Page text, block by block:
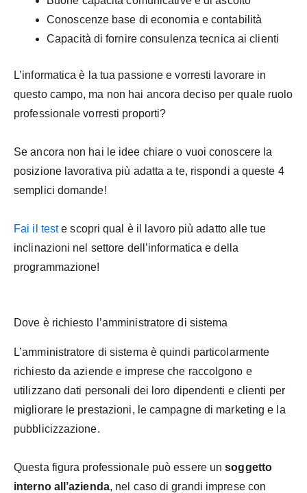
Conoscenze base di economia e contabilità
Capacità di fornire consulenza tecnica ai clienti
L’informatica è la tua passione e vorresti lavorare in
questo campo, ma non hai ancora deciso per quale ruolo
professionale vorresti proporti?
Se ancora non hai le idee chiare o vuoi conoscere la
posizione lavorativa più adatta a te, rispondi a queste 4
semplici domande!
Fai il teste scopri qual è il lavoro più adatto alle tue
inclinazioni nel settore dell’informatica e della
programmazione!
Dove è richiesto l’amministratore di sistema
L’amministratore di sistema è quindi particolarmente
richiesto da aziende e imprese che raccolgono e
utilizzano dati personali dei loro dipendenti e clienti per
migliorare le prestazioni, le campagne di marketing e la
pubblicizzazione.
Questa figura professionale può essere unsoggetto
interno all’azienda, nel caso di grandi imprese con